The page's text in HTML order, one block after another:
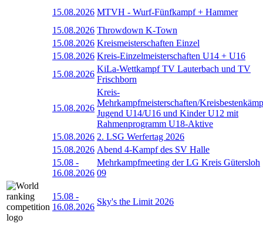
15.08.2026 MTVH - Wurf-Fünfkampf + Hammer
15.08.2026 Throwdown K-Town
15.08.2026 Kreismeisterschaften Einzel
15.08.2026 Kreis-Einzelmeisterschaften U14 + U16
15.08.2026
KiLa-Wettkampf TV Lauterbach und TV
Frischborn
15.08.2026
Kreis-
Mehrkampfmeisterschaften/
Jugend U14/U16 und Kinder U12 mit
Rahmenprogramm U18-Aktive
15.08.2026 2. LSG Werfertag 2026
15.08.2026 Abend 4-Kampf des SV Halle
15.08 -
16.08.2026
Mehrkampfmeeting der LG Kreis Gütersloh
09
15.08 -
16.08.2026
Sky's the Limit 2026